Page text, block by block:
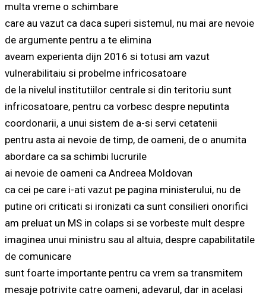
multa vreme o schimbare
care au vazut ca daca superi sistemul, nu mai are nevoie
de argumente pentru a te elimina
aveam experienta dijn 2016 si totusi am vazut
vulnerabilitaiu si probelme infricosatoare
de la nivelul institutiilor centrale si din teritoriu sunt
infricosatoare, pentru ca vorbesc despre neputinta
coordonarii, a unui sistem de a-si servi cetatenii
pentru asta ai nevoie de timp, de oameni, de o anumita
abordare ca sa schimbi lucrurile
ai nevoie de oameni ca Andreea Moldovan
ca cei pe care i-ati vazut pe pagina ministerului, nu de
putine ori criticati si ironizati ca sunt consilieri onorifici
am preluat un MS in colaps si se vorbeste mult despre
imaginea unui ministru sau al altuia, despre capabilitatile
de comunicare
sunt foarte importante pentru ca vrem sa transmitem
mesaje potrivite catre oameni, adevarul, dar in acelasi